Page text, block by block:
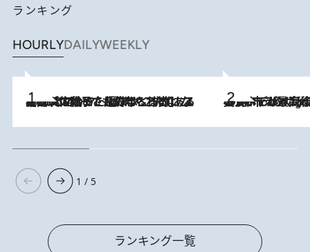
ランキング
HOURLYDAILYWEEKLY
2026.8.5
【阿川佐和子さんの年とる力】なぜ70代で始めた趣味は“こんなに楽しい”のか？ ピアノ、俳句…スランプに陥っても続けられる“ある秘訣”とは 10 Hours Ago
美食、デザイン、ホスピタリティのすべてが最高峰！ ノルウェー第4の都市スタヴァンゲルの
1 / 5
ランキング一覧